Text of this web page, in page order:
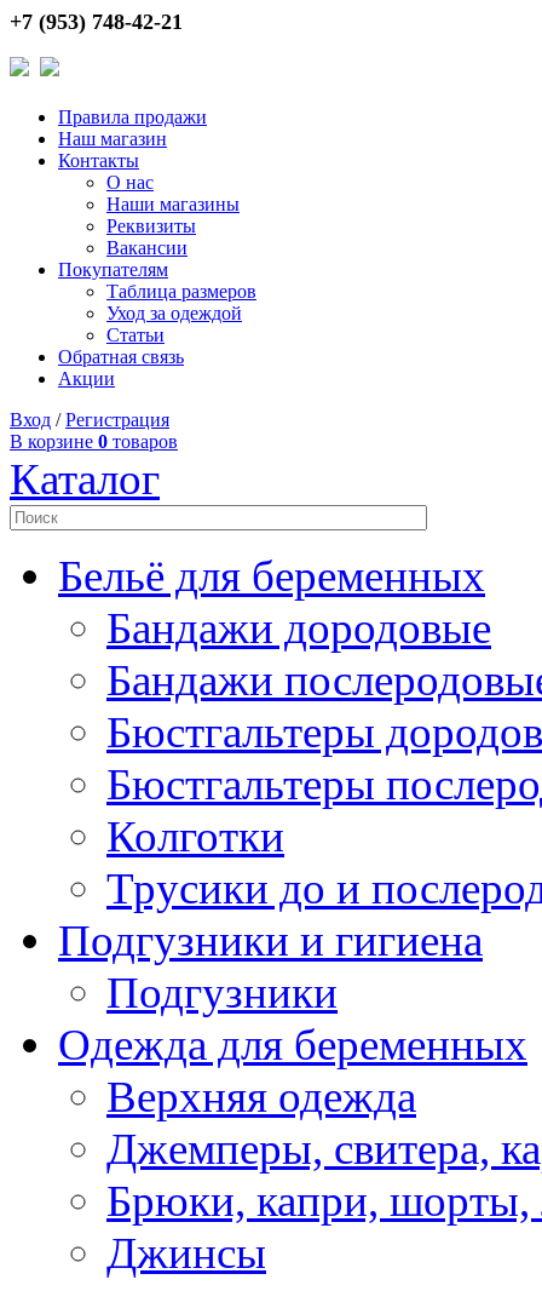
+7 (953) 748-42-21
Правила продажи
Наш магазин
Контакты
О нас
Наши магазины
Реквизиты
Вакансии
Покупателям
Таблица размеров
Уход за одеждой
Статьи
Обратная связь
Акции
Вход /Регистрация
В корзине 0 товаров
Каталог
Бельё для беременных
Бандажи дородовые
Бандажи
Бюстгальтеры
Бюстгальтеры
Колготки
Трусики до и
Подгузники и гигиена
Подгузники
Одежда для беременных
Верхняя одежда
Джемперы, свитера,
Брюки, капри, шорты,
Джинсы